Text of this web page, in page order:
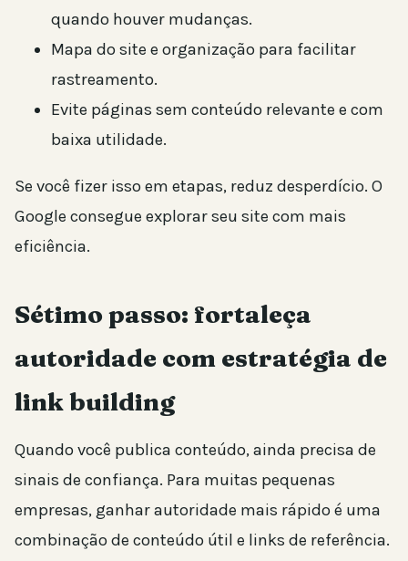
quando houver mudanças.
Mapa do site e organização para facilitar
rastreamento.
Evite páginas sem conteúdo relevante e com
baixa utilidade.
Se você fizer isso em etapas, reduz desperdício. O
Google consegue explorar seu site com mais
eficiência.
Sétimo passo: fortaleça
autoridade com estratégia de
link building
Quando você publica conteúdo, ainda precisa de
sinais de confiança. Para muitas pequenas
empresas, ganhar autoridade mais rápido é uma
combinação de conteúdo útil e links de referência.